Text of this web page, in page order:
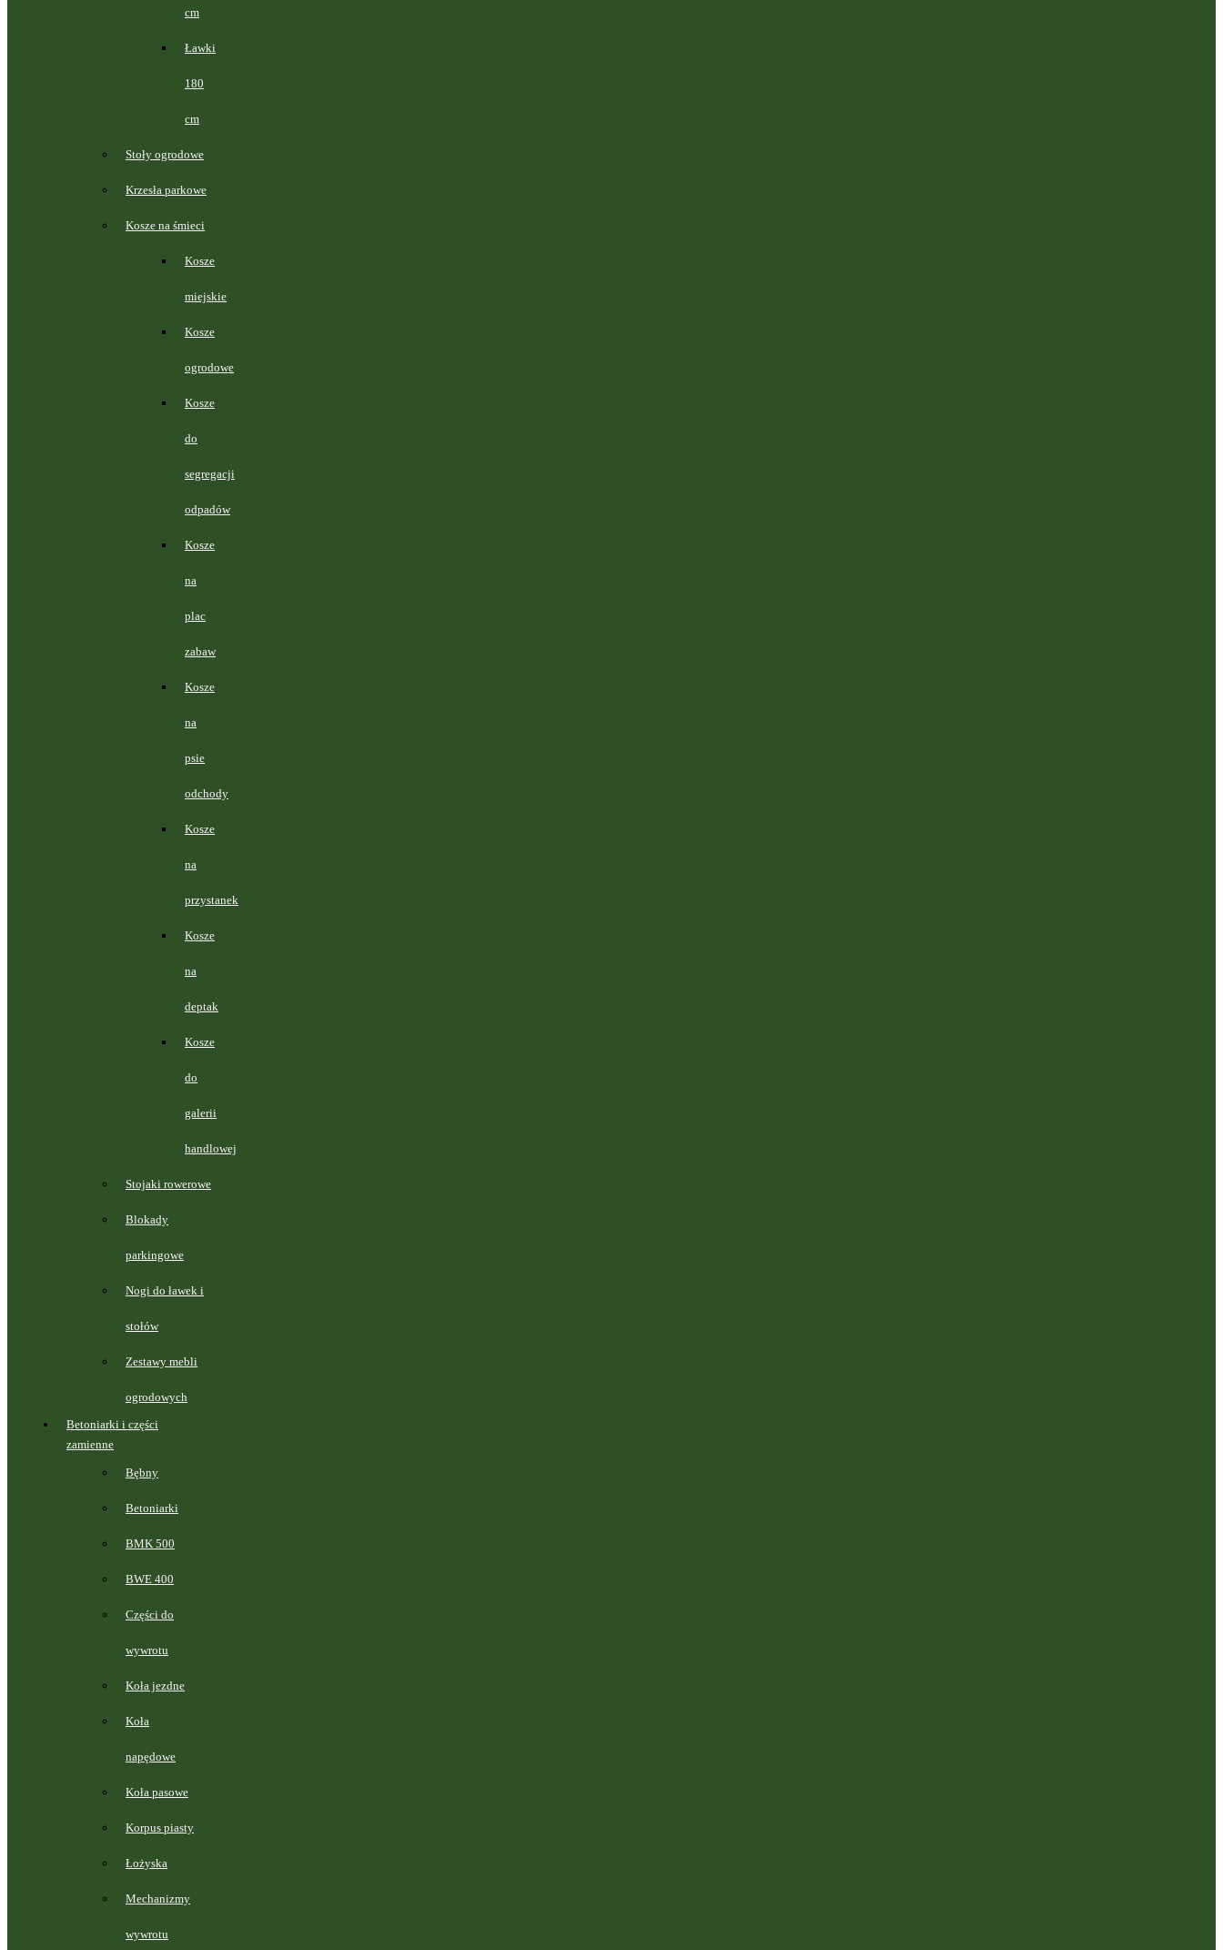
cm
Ławki
180
cm
Stoły ogrodowe
Krzesła parkowe
Kosze na śmieci
Kosze
miejskie
Kosze
ogrodowe
Kosze
do
segregacji
odpadów
Kosze
na
plac
zabaw
Kosze
na
psie
odchody
Kosze
na
przystanek
Kosze
na
deptak
Kosze
do
galerii
handlowej
Stojaki rowerowe
Blokady
parkingowe
Nogi do ławek i
stołów
Zestawy mebli
ogrodowych
Betoniarki i części
zamienne
Bębny
Betoniarki
BMK 500
BWE 400
Części do
wywrotu
Koła jezdne
Koła
napędowe
Koła pasowe
Korpus piasty
Łożyska
Mechanizmy
wywrotu